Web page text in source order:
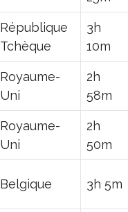
République
Tchèque
3h
10m
Royaume-
Uni
2h
58m
Royaume-
Uni
2h
50m
Belgique 3h 5m